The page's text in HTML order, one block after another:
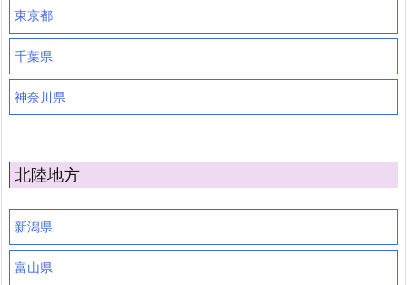
東京都
千葉県
神奈川県
北陸地方
新潟県
富山県